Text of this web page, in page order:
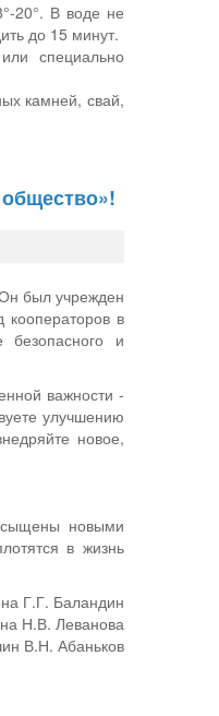
20°. В воде не
до 15 минут.
специально
камней, свай,
был учрежден
в
безопасного и
важности -
улучшению
новое,
новыми
в жизнь
Г.Г. Баландин
Н.В. Леванова
В.Н. Абаньков